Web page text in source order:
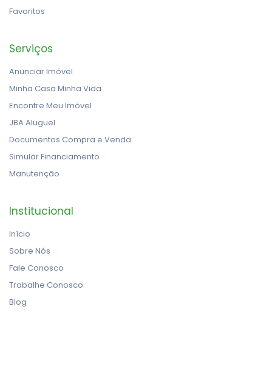
Favoritos
Serviços
Anunciar Imóvel
Minha Casa Minha Vida
Encontre Meu Imóvel
JBA Aluguel
Documentos Compra e Venda
Simular Financiamento
Manutenção
Institucional
Início
Sobre Nós
Fale Conosco
Trabalhe Conosco
Blog